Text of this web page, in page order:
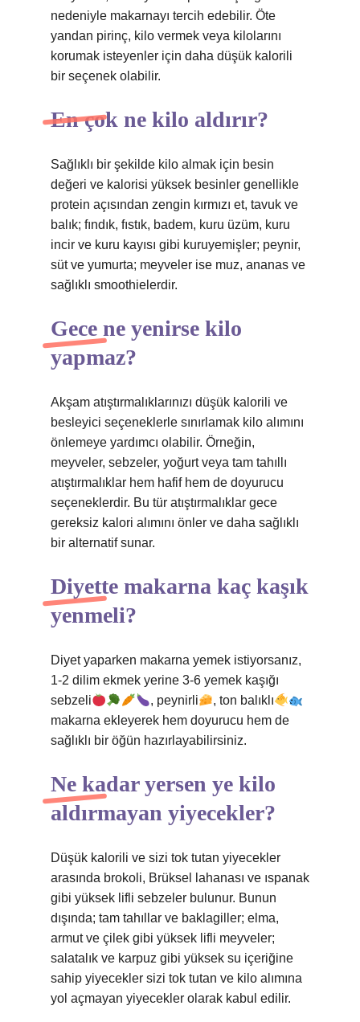
nedeniyle makarnayı tercih edebilir. Öte
yandan pirinç, kilo vermek veya kilolarını
korumak isteyenler için daha düşük kalorili
bir seçenek olabilir.
En çok ne kilo aldırır?
Sağlıklı bir şekilde kilo almak için besin
değeri ve kalorisi yüksek besinler genellikle
protein açısından zengin kırmızı et, tavuk ve
balık; fındık, fıstık, badem, kuru üzüm, kuru
incir ve kuru kayısı gibi kuruyemişler; peynir,
süt ve yumurta; meyveler ise muz, ananas ve
sağlıklı smoothielerdir.
Gece ne yenirse kilo
yapmaz?
Akşam atıştırmalıklarınızı düşük kalorili ve
besleyici seçeneklerle sınırlamak kilo alımını
önlemeye yardımcı olabilir. Örneğin,
meyveler, sebzeler, yoğurt veya tam tahıllı
atıştırmalıklar hem hafif hem de doyurucu
seçeneklerdir. Bu tür atıştırmalıklar gece
gereksiz kalori alımını önler ve daha sağlıklı
bir alternatif sunar.
Diyette makarna kaç kaşık
yenmeli?
Diyet yaparken makarna yemek istiyorsanız,
1-2 dilim ekmek yerine 3-6 yemek kaşığı
sebzeli
, peynirli
, ton balıklı
makarna ekleyerek hem doyurucu hem de
sağlıklı bir öğün hazırlayabilirsiniz.
Ne kadar yersen ye kilo
aldırmayan yiyecekler?
Düşük kalorili ve sizi tok tutan yiyecekler
arasında brokoli, Brüksel lahanası ve ıspanak
gibi yüksek lifli sebzeler bulunur. Bunun
dışında; tam tahıllar ve baklagiller; elma,
armut ve çilek gibi yüksek lifli meyveler;
salatalık ve karpuz gibi yüksek su içeriğine
sahip yiyecekler sizi tok tutan ve kilo alımına
yol açmayan yiyecekler olarak kabul edilir.